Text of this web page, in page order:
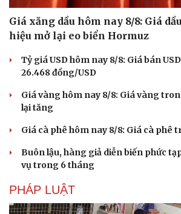
Sân khấu - Điện ảnh
Văn học
Thời
Giá xăng dầu hôm nay 8/8: Giá
hiệu mở lại eo biển Hormuz
Tỷ giá USD hôm nay 8/8: Giá bán
26.468 đồng/USD
Giá vàng hôm nay 8/8: Giá vàng
lại tăng
Giá cà phê hôm nay 8/8: Giá cà phê
Buôn lậu, hàng giả diễn biến phức
vụ trong 6 tháng
PHÁP LUẬT